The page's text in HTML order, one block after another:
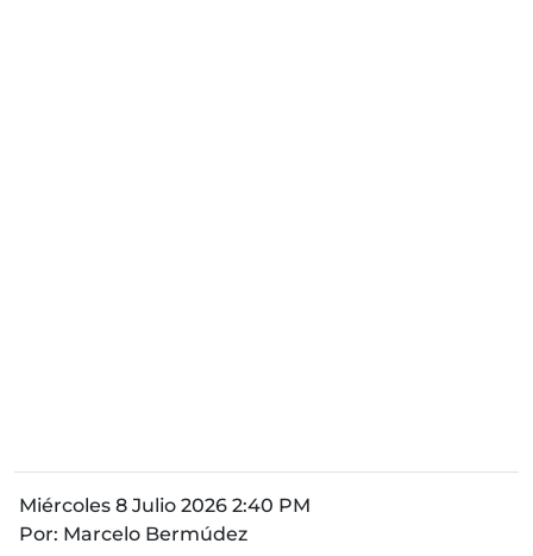
Miércoles 8 Julio 2026 2:40 PM
Por: Marcelo Bermúdez